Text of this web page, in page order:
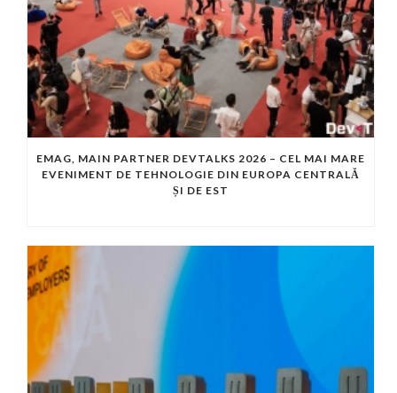
EMAG, MAIN PARTNER DEVTALKS 2026 – CEL MAI MARE
EVENIMENT DE TEHNOLOGIE DIN EUROPA CENTRALĂ
ȘI DE EST